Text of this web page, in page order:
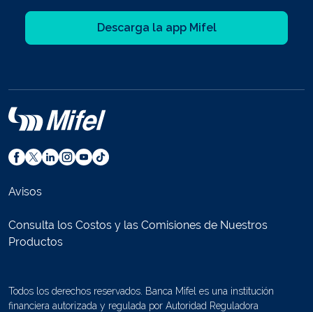
Descarga la app Mifel
Avisos
Consulta los Costos y las Comisiones de Nuestros
Productos
Todos los derechos reservados. Banca Mifel es una institución
financiera autorizada y regulada por Autoridad Reguladora